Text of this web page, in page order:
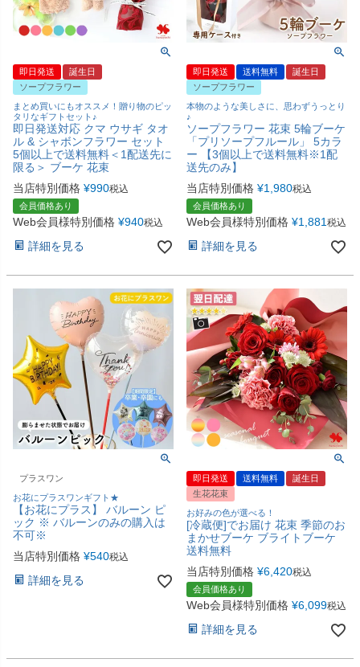
即日発送
誕生日
ソープフラワー
まとめ買いにもオススメ！贈り物のピッ
タリなギフトセット♪
即日発送対応 クマ ウサギ タオ
ル & シャボンフラワー セット
5個以上で送料無料＜1配送先に
限る＞ ブーケ 花束
当店特別価格 ¥990税込
会員価格あり
Web会員様特別価格 ¥940税込
詳細を見る
即日発送 送料無料
誕生日
ソープフラワー
本物のような美しさに、思わずうっとり
♪
ソープフラワー 花束 5輪ブーケ
「プリソープフルール」 5カラ
ー 【3個以上で送料無料※1配
送先のみ】
当店特別価格 ¥1,980税込
会員価格あり
Web会員様特別価格 ¥1,881 税込
詳細を見る
プラスワン
お花にプラスワンギフト★
【お花にプラス】 バルーン ピ
ック ※ バルーンのみの購入は
不可※
当店特別価格 ¥540税込
詳細を見る
即日発送 送料無料
誕生日
生花花束
お好みの色が選べる！
[冷蔵便]でお届け 花束 季節のお
まかせブーケ ブライトブーケ
送料無料
当店特別価格 ¥6,420税込
会員価格あり
Web会員様特別価格 ¥6,099税込
詳細を見る